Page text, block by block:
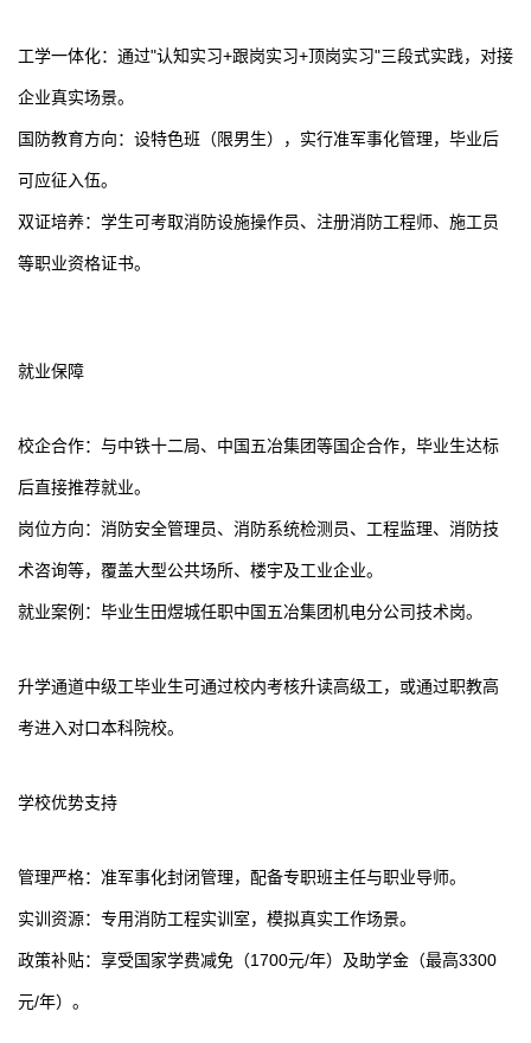
工学一体化：通过"认知实习+跟岗实习+顶岗实习"三段式实践，对接
企业真实场景。
国防教育方向：设特色班（限男生），实行准军事化管理，毕业后
可应征入伍。
双证培养：学生可考取消防设施操作员、注册消防工程师、施工员
等职业资格证书。
就业保障
校企合作：与中铁十二局、中国五冶集团等国企合作，毕业生达标
后直接推荐就业。
岗位方向：消防安全管理员、消防系统检测员、工程监理、消防技
术咨询等，覆盖大型公共场所、楼宇及工业企业。
就业案例：毕业生田煜城任职中国五冶集团机电分公司技术岗。
升学通道中级工毕业生可通过校内考核升读高级工，或通过职教高
考进入对口本科院校。
学校优势支持
管理严格：准军事化封闭管理，配备专职班主任与职业导师。
实训资源：专用消防工程实训室，模拟真实工作场景。
政策补贴：享受国家学费减免（1700元/年）及助学金（最高3300
元/年）。